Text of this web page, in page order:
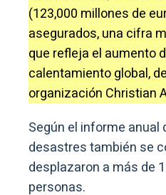
(123,000 millones de
asegurados, una cifra
que refleja el aumento
calentamiento global,
organización Christian
Según el informe anual
desastres también se
desplazaron a más de
personas.